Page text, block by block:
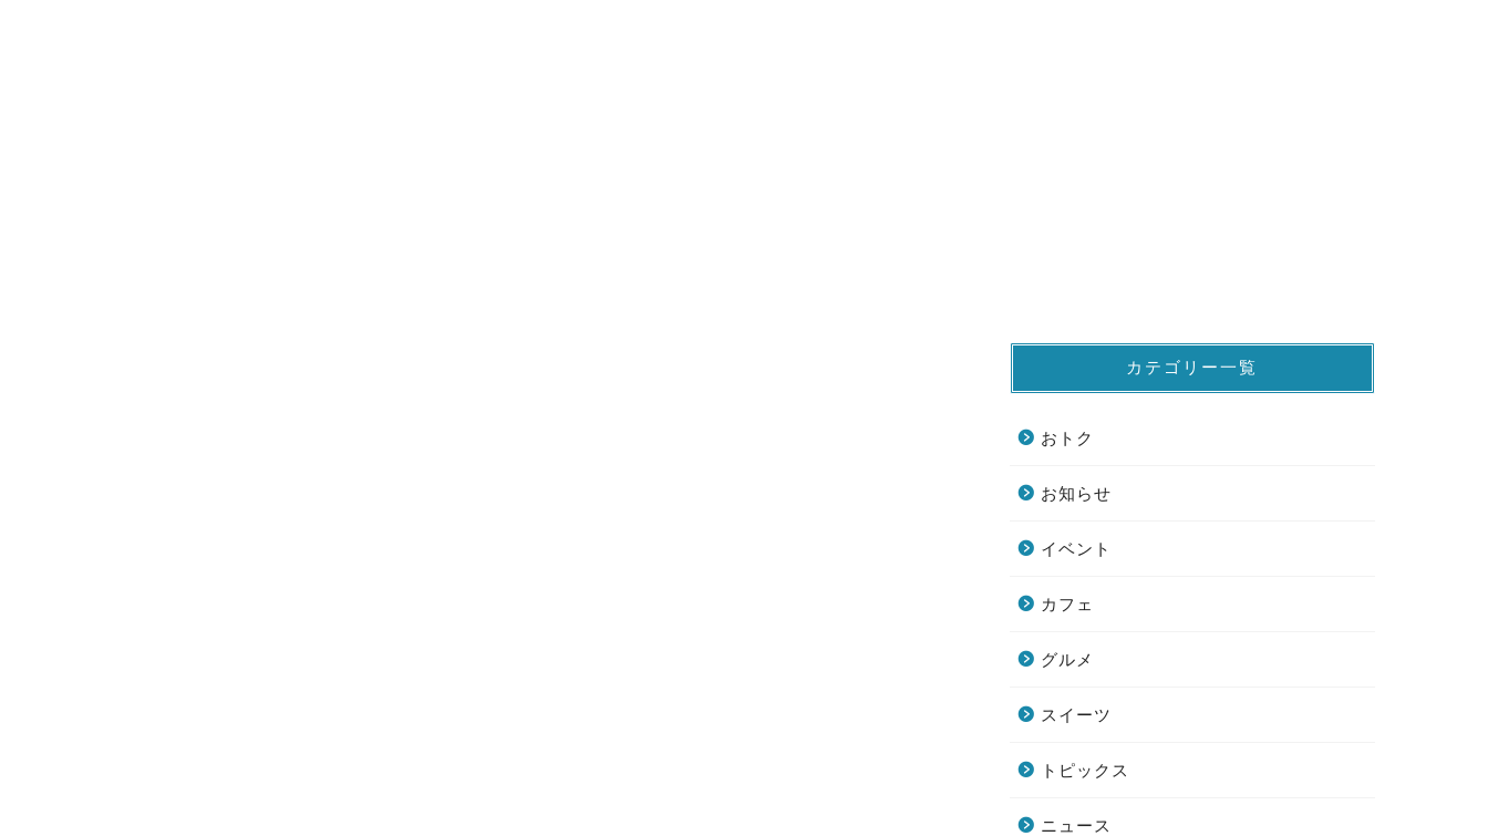
カテゴリー一覧
おトク
お知らせ
イベント
カフェ
グルメ
スイーツ
トピックス
ニュース